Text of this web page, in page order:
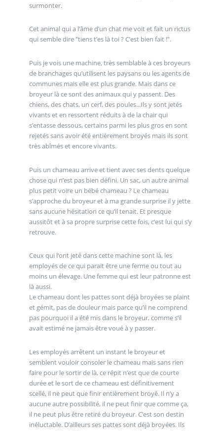
surmonter.
Cet animal qui a l’âme d’un chat me voit et fait un rictus
qui semble dire "tiens t’es là toi ? C’est bien fait !".
Puis je vois une machine, très semblable à ces broyeurs
de branchages qu’utilisent les paysans ou les agents de
communes mais elle est plus grande. Mais dans ce
broyeur là ce sont des animaux qui y passent. Des
chiens, des chats, un cerf, des poules...Ils y sont jetés
vivants et en ressortent réduits à de la chair qui
s’entasse dessous, certains parmi les plus gros en sont
rejetés sans avoir été entièrement broyés mais ils sont
très abîmés et encore vivants.
Puis un chameau arrive et tient avec ses dents quelque
chose qui n’est pas bien défini. Un sac, un autre animal
plus petit voire un bébé chameau ? Le chameau
s’approche du broyeur et à ma grande surprise il y jette
sans aucune hésitation ce qu’il tenait. Et presque
aussitôt et à sa propre surprise cette fois, c’est lui qui s’y
retrouve.
Ceux qui l’ont jeté dans cette machine sont là, les
employés de ce qui parait être une ferme ou tout au
moins un élevage. Une femme qui est leur patronne est
là aussi.
Le chameau dont les pattes sont déjà broyées se plaint
et gémit, pas de douleur mais parce qu’il ne comprend
pas pourquoi il a été mis dans le broyeur, comme s’il
avait estimé ne jamais être voué à y passer.
Les employés arrêtent un instant le broyeur et
semblent vouloir consoler le chameau mais sans rien
faire pour le sortir de là, ce répit n’est que de courte
durée et le sort de ce chameau est définitivement
scellé, il ne peut que finir entièrement broyé. Il n’y a
aucune autre possibilité, il ne peut finir que comme ça,
il ne peut plus être retiré du broyeur. C’est son destin
inéluctable. D’ailleurs ses pattes sont déjà broyées. Ils